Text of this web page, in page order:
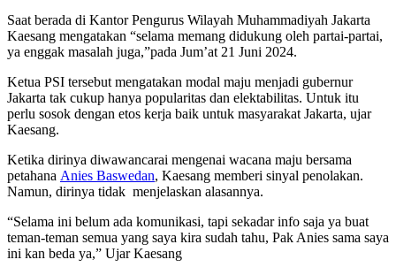
Saat berada di Kantor Pengurus Wilayah Muhammadiyah Jakarta
Kaesang mengatakan “selama memang didukung oleh partai-partai,
ya enggak masalah juga,”pada Jum’at 21 Juni 2024.
Ketua PSI tersebut mengatakan modal maju menjadi gubernur
Jakarta tak cukup hanya popularitas dan elektabilitas. Untuk itu
perlu sosok dengan etos kerja baik untuk masyarakat Jakarta, ujar
Kaesang.
Ketika dirinya diwawancarai mengenai wacana maju bersama
petahana Anies Baswedan, Kaesang memberi sinyal penolakan.
Namun, dirinya tidak menjelaskan alasannya.
“Selama ini belum ada komunikasi, tapi sekadar info saja ya buat
teman-teman semua yang saya kira sudah tahu, Pak Anies sama saya
ini kan beda ya,” Ujar Kaesang